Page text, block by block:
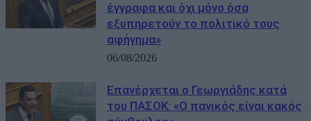
έγγραφα και όχι μόνο όσα
εξυπηρετούν το πολιτικό τους
αφήγημα»
06/08/2026
Επανέρχεται ο Γεωργιάδης κατά
του ΠΑΣΟΚ: «Ο πανικός είναι κακός